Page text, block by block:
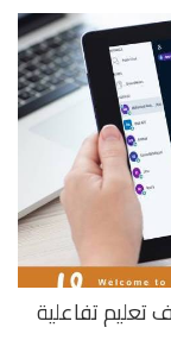
تفاعلية